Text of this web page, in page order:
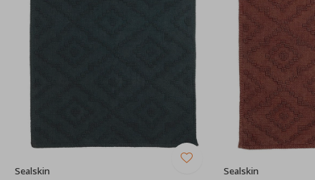
Sealskin Sealskin